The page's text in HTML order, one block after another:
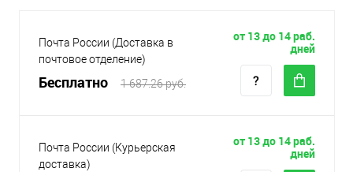
Почта России (Доставка в
почтовое отделение)
Бесплатно 1 687.26 руб.
от 13 до 14 раб.
дней
Почта России (Курьерская
доставка)
от 13 до 14 раб.
дней